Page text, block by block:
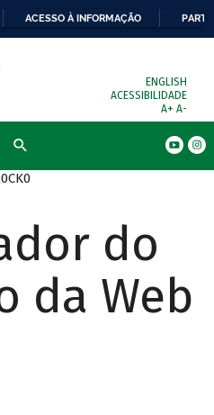
ACESSO À INFORMAÇÃO
ENGLISH
ACESSIBILIDADE
A+ A-
do
da Web